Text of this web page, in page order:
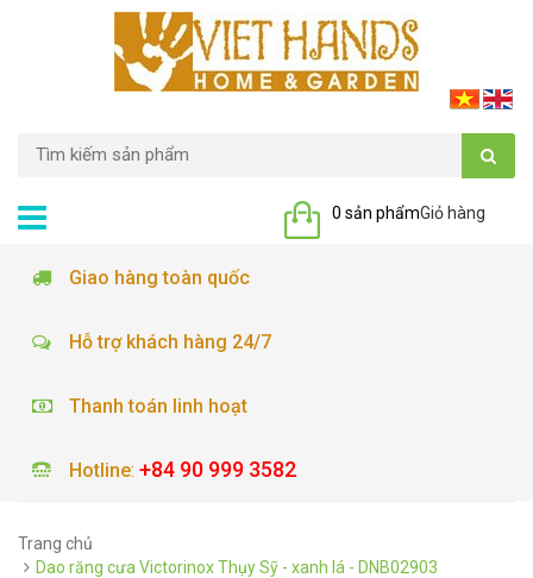
Giỏ hàng
0 sản phẩm
Giao hàng toàn quốc
Hỗ trợ khách hàng 24/7
Thanh toán linh hoạt
Hotline: +84 90 999 3582
Trang chủ
Dao răng cưa Victorinox Thụy Sỹ - xanh lá - DNB02903